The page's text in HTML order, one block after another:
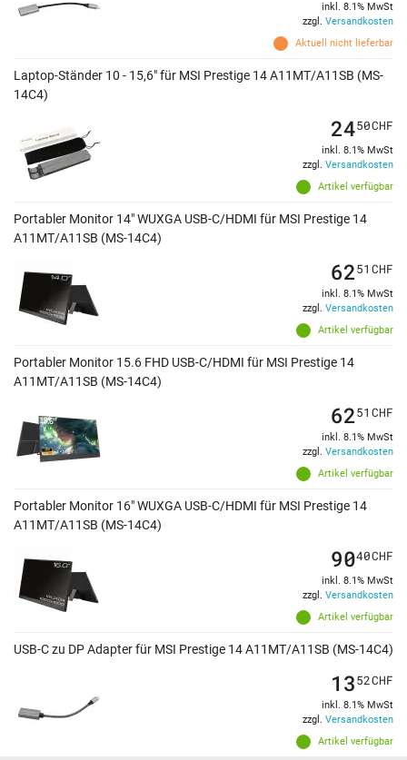
Aktuell nicht lieferbar
inkl. 8.1% MwSt
zzgl. Versandkosten
Laptop-Ständer 10 - 15,6" für MSI Prestige 14 A11MT/A11SB (MS-
14C4)
Artikel verfügbar
2450CHF
inkl. 8.1% MwSt
zzgl. Versandkosten
Portabler Monitor 14" WUXGA USB-C/HDMI für MSI Prestige 14
A11MT/A11SB (MS-14C4)
Artikel verfügbar
6251 CHF
inkl. 8.1% MwSt
zzgl. Versandkosten
Portabler Monitor 15.6 FHD USB-C/HDMI für MSI Prestige 14
A11MT/A11SB (MS-14C4)
Artikel verfügbar
6251 CHF
inkl. 8.1% MwSt
zzgl. Versandkosten
Portabler Monitor 16" WUXGA USB-C/HDMI für MSI Prestige 14
A11MT/A11SB (MS-14C4)
Artikel verfügbar
9040CHF
inkl. 8.1% MwSt
zzgl. Versandkosten
USB-C zu DP Adapter für MSI Prestige 14 A11MT/A11SB (MS-14C4)
Artikel verfügbar
1352CHF
inkl. 8.1% MwSt
zzgl. Versandkosten